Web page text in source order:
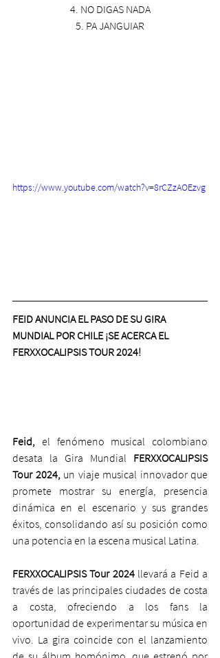
4. NO DIGAS NADA
5. PA JANGUIAR
https://www.youtube.com/watch?v=8rCZzAOEzvg
FEID ANUNCIA EL PASO DE SU GIRA
MUNDIAL POR CHILE ¡SE ACERCA EL
FERXXOCALIPSIS TOUR 2024!
Feid, el fenómeno musical colombiano
desata la Gira Mundial FERXXOCALIPSIS
Tour 2024, un viaje musical innovador que
promete mostrar su energía, presencia
dinámica en el escenario y sus grandes
éxitos, consolidando así su posición como
una potencia en la escena musical Latina.
FERXXOCALIPSIS Tour 2024 llevará a Feid a
través de las principales ciudades de costa
a costa, ofreciendo a los fans la
oportunidad de experimentar su música en
vivo. La gira coincide con el lanzamiento